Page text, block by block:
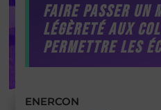
Faire passer un
légèreté aux
permettre les
ENERCON